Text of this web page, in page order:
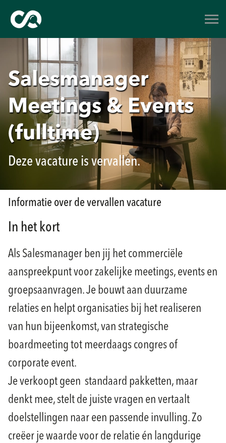
Salesmanager
Meetings & Events
(fulltime)
Deze vacature is vervallen.
Informatie over de vervallen vacature
In het kort
Als Salesmanager ben jij het commerciële
aanspreekpunt voor zakelijke meetings, events en
groepsaanvragen. Je bouwt aan duurzame
relaties en helpt organisaties bij het realiseren
van hun bijeenkomst, van strategische
boardmeeting tot meerdaags congres of
corporate event.
Je verkoopt geen standaard pakketten, maar
denkt mee, stelt de juiste vragen en vertaalt
doelstellingen naar een passende invulling. Zo
creëer je waarde voor de relatie én langdurige